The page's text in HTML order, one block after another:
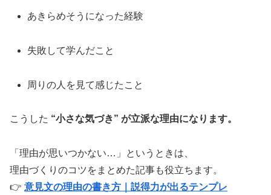
あきらめそうになった経験
失敗して学んだこと
周りの人を見て感じたこと
こうした “小さな気づき” が立派な理由になります。
「理由が思いつかない…」というときは、
理由づくりのコツをまとめた記事も役立ちます。
👉 意見文の理由の書き方｜説得力が出るテンプレ